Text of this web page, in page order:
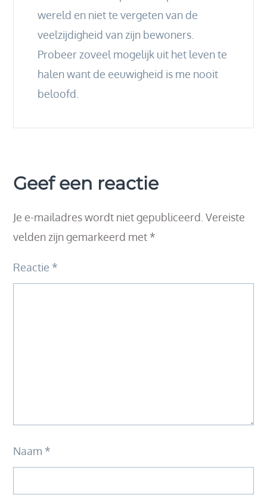
wereld en niet te vergeten van de
veelzijdigheid van zijn bewoners.
Probeer zoveel mogelijk uit het leven te
halen want de eeuwigheid is me nooit
beloofd.
Geef een reactie
Je e-mailadres wordt niet gepubliceerd. Vereiste
velden zijn gemarkeerd met *
Reactie *
Naam *